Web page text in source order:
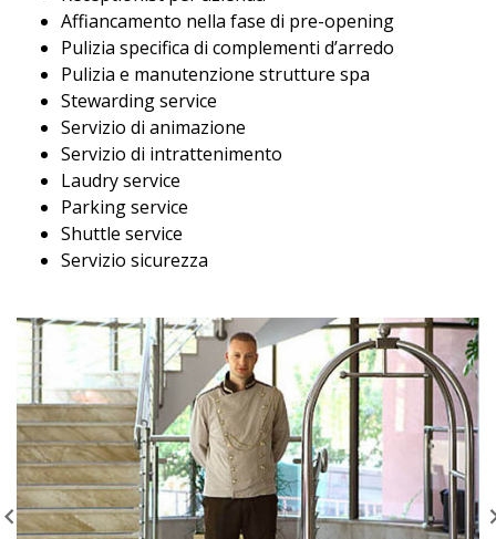
Affiancamento nella fase di pre-opening
Pulizia specifica di complementi d’arredo
Pulizia e manutenzione strutture spa
Stewarding service
Servizio di animazione
Servizio di intrattenimento
Laudry service
Parking service
Shuttle service
Servizio sicurezza